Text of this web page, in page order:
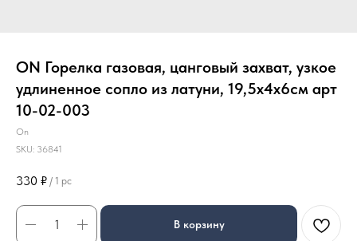
ON Горелка газовая, цанговый захват, узкое
удлиненное сопло из латуни, 19,5х4х6см арт
10-02-003
On
SKU: 36841
330 ₽ / 1 pc
В корзину